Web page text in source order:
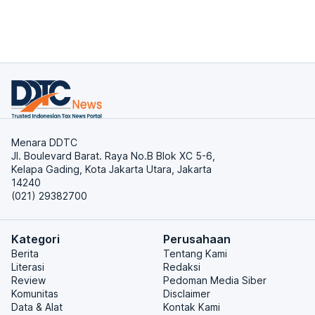
Menara DDTC
Jl. Boulevard Barat. Raya No.B Blok XC 5-6,
Kelapa Gading, Kota Jakarta Utara, Jakarta
14240
(021) 29382700
Kategori
Berita
Literasi
Review
Komunitas
Data & Alat
Perusahaan
Tentang Kami
Redaksi
Pedoman Media Siber
Disclaimer
Kontak Kami